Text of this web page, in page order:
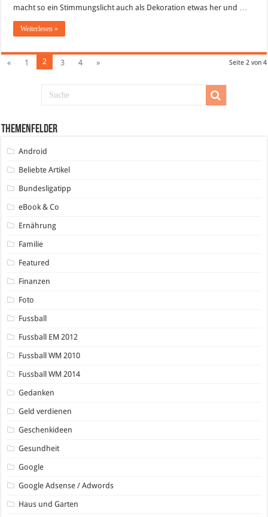
macht so ein Stimmungslicht auch als Dekoration etwas her und …
Weiterlesen »
Seite 2 von 4
« 1 2 3 4 »
Themenfelder
Android
Beliebte Artikel
Bundesligatipp
eBook & Co
Ernährung
Familie
Featured
Finanzen
Foto
Fussball
Fussball EM 2012
Fussball WM 2010
Fussball WM 2014
Gedanken
Geld verdienen
Geschenkideen
Gesundheit
Google
Google Adsense / Adwords
Haus und Garten